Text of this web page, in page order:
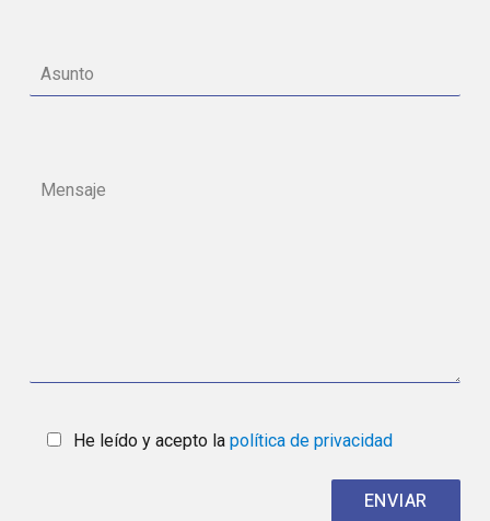
He leído y acepto la política de privacidad